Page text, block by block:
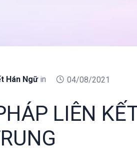
Hán Ngữin 04/08/2021
LIÊN